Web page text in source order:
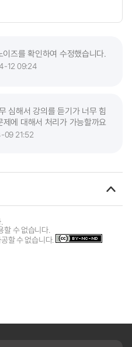
즈를 확인하여 수정했습니다.
12 09:24
심해서 강의를 듣기가 너무 힘
에 대해서 처리가 가능할까요
09 21:52
할 수 없습니다.
할 수 없습니다.